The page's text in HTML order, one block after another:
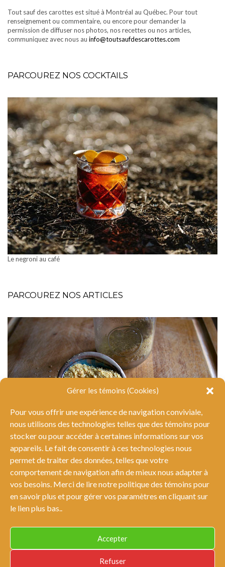
Gérer les témoins (Cookies)
Pour vous offrir une expérience de navigation conviviale,
nous utilisons des technologies telles que des témoins pour
stocker ou pour accéder à certaines informations sur vos
appareils. Le fait de consentir à ces technologies nous
permet de traiter des données, telles que votre
comportement de navigation afin de mieux nous adapter à
vos besoins. Merci de lire notre politique des témoins pour
en savoir plus et pour gérer vos paramètres en cliquant sur
le lien plus bas..
Accepter
Refuser
Tout sauf des carottes est situé à Montréal au Québec. Pour tout
renseignement ou commentaire, ou encore pour demander la
permission de diffuser nos photos, nos recettes ou nos articles,
communiquez avec nous au info@toutsaufdescarottes.com
PARCOUREZ NOS COCKTAILS
Le negroni au café
PARCOUREZ NOS ARTICLES
La levure alimentaire